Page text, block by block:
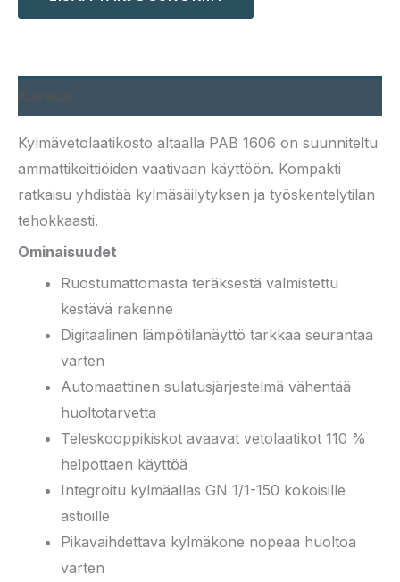
Kylmävetolaatikosto altaalla PAB 1606 on suunniteltu
ammattikeittiöiden vaativaan käyttöön. Kompakti
ratkaisu yhdistää kylmäsäilytyksen ja työskentelytilan
tehokkaasti.
Ominaisuudet
Ruostumattomasta teräksestä valmistettu
kestävä rakenne
Digitaalinen lämpötilanäyttö tarkkaa seurantaa
varten
Automaattinen sulatusjärjestelmä vähentää
huoltotarvetta
Teleskooppikiskot avaavat vetolaatikot 110 %
helpottaen käyttöä
Integroitu kylmäallas GN 1/1-150 kokoisille
astioille
Pikavaihdettava kylmäkone nopeaa huoltoa
varten